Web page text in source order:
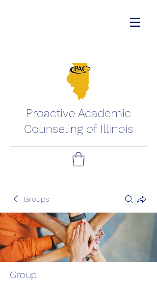
Proactive Academic
Counseling of Illinois
Groups
Group